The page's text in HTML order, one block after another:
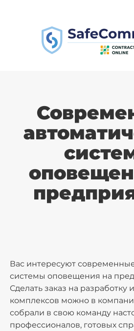
Вас интересуют
системы оповещения на
Сделать заказ на разработку
комплексов можно в
собрали в свою команду
профессионалов, готовых